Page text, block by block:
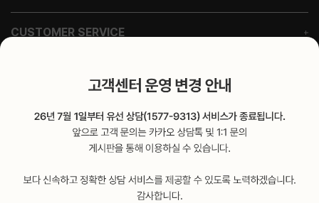
CUSTOMER SERVICE
PRIVACY POLOCY
TERMS AND CONDITIONS
SOCIALS
주소 : 서울특별시 강남구 논현로127길 23 유심빌딩 3층